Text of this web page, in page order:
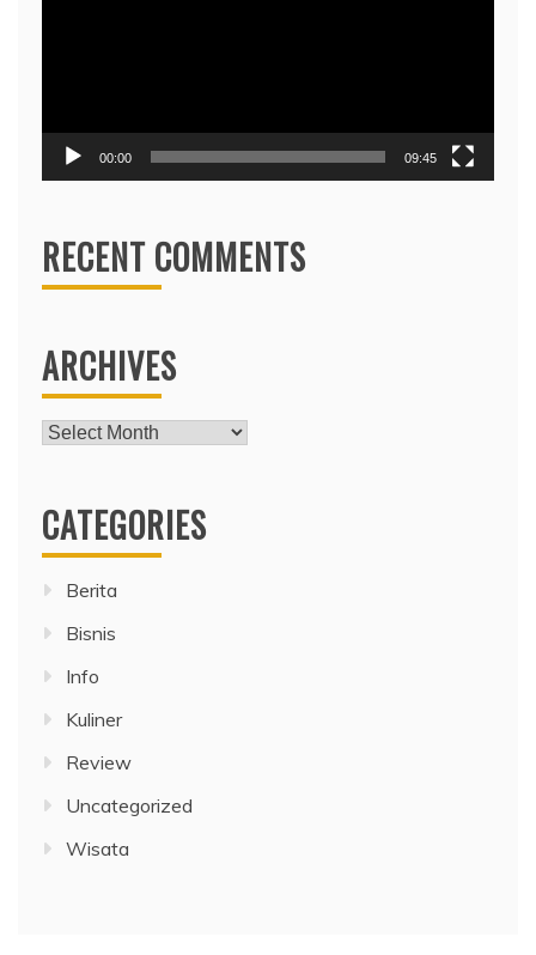
00:00 09:45
RECENT COMMENTS
ARCHIVES
Archives
CATEGORIES
Berita
Bisnis
Info
Kuliner
Review
Uncategorized
Wisata